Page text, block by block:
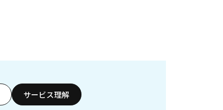
サービス理解